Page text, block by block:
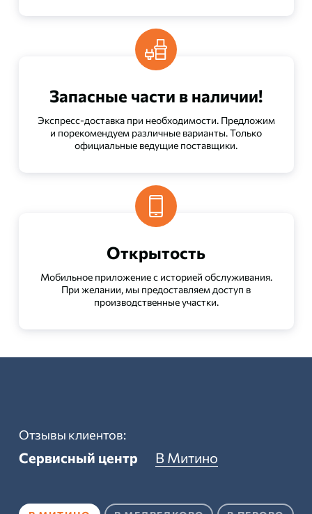
Запасные части в наличии!
Экспресс-доставка при необходимости. Предложим
и порекомендуем различные варианты. Только
официальные ведущие поставщики.
Открытость
Мобильное приложение с историей обслуживания.
При желании, мы предоставляем доступ в
производственные участки.
Отзывы клиентов:
Сервисный центр В Митино